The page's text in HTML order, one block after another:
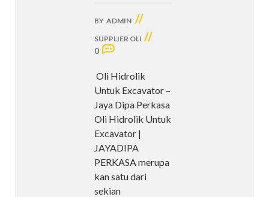
BY ADMIN //
SUPPLIER OLI //
0
Oli Hidrolik
Untuk Excavator –
Jaya Dipa Perkasa
Oli Hidrolik Untuk
Excavator |
JAYADIPA
PERKASA merupa
kan satu dari
sekian